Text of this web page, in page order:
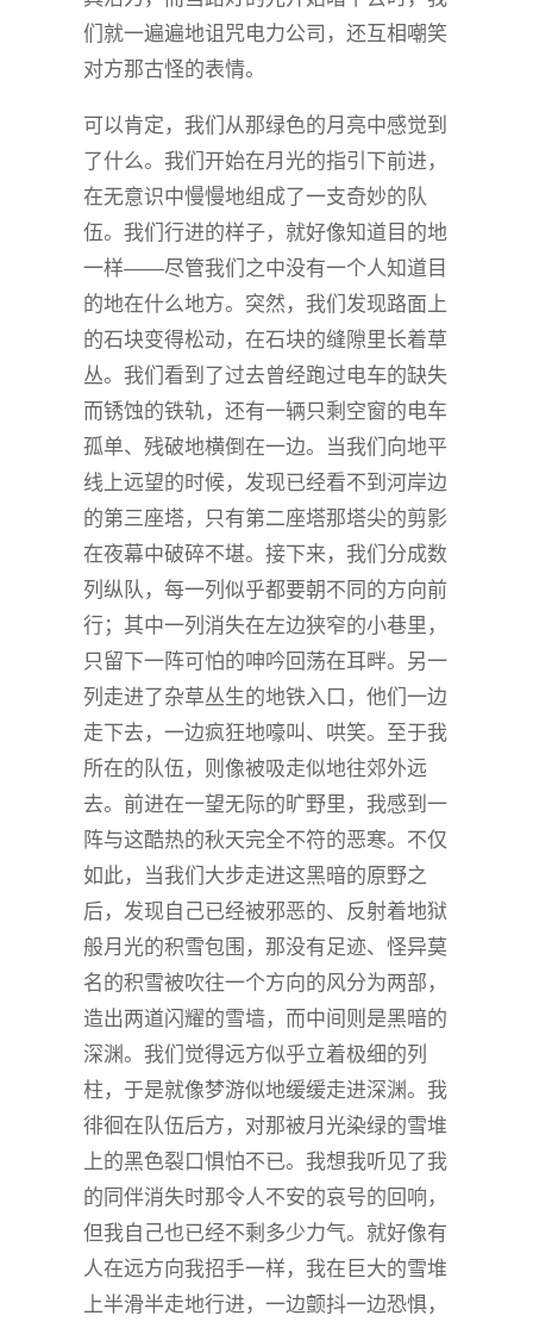
们就一遍遍地诅咒电力公司，还互相嘲笑
对方那古怪的表情。
可以肯定，我们从那绿色的月亮中感觉到
了什么。我们开始在月光的指引下前进，
在无意识中慢慢地组成了一支奇妙的队
伍。我们行进的样子，就好像知道目的地
一样——尽管我们之中没有一个人知道目
的地在什么地方。突然，我们发现路面上
的石块变得松动，在石块的缝隙里长着草
丛。我们看到了过去曾经跑过电车的缺失
而锈蚀的铁轨，还有一辆只剩空窗的电车
孤单、残破地横倒在一边。当我们向地平
线上远望的时候，发现已经看不到河岸边
的第三座塔，只有第二座塔那塔尖的剪影
在夜幕中破碎不堪。接下来，我们分成数
列纵队，每一列似乎都要朝不同的方向前
行；其中一列消失在左边狭窄的小巷里，
只留下一阵可怕的呻吟回荡在耳畔。另一
列走进了杂草丛生的地铁入口，他们一边
走下去，一边疯狂地嚎叫、哄笑。至于我
所在的队伍，则像被吸走似地往郊外远
去。前进在一望无际的旷野里，我感到一
阵与这酷热的秋天完全不符的恶寒。不仅
如此，当我们大步走进这黑暗的原野之
后，发现自己已经被邪恶的、反射着地狱
般月光的积雪包围，那没有足迹、怪异莫
名的积雪被吹往一个方向的风分为两部，
造出两道闪耀的雪墙，而中间则是黑暗的
深渊。我们觉得远方似乎立着极细的列
柱，于是就像梦游似地缓缓走进深渊。我
徘徊在队伍后方，对那被月光染绿的雪堆
上的黑色裂口惧怕不已。我想我听见了我
的同伴消失时那令人不安的哀号的回响，
但我自己也已经不剩多少力气。就好像有
人在远方向我招手一样，我在巨大的雪堆
上半滑半走地行进，一边颤抖一边恐惧，